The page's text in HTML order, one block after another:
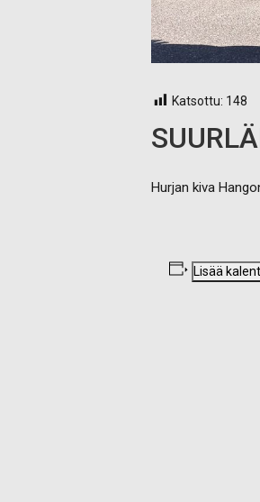
Katsottu: 148
Hurjan kiva
Lisää